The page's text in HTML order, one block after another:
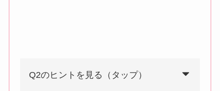
Q2のヒントを見る（タップ）